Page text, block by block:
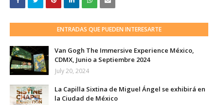
ENTRADAS QUE PUEDEN INTERESARTE
Van Gogh The Immersive Experience México,
CDMX, Junio a Septiembre 2024
July 20, 2024
La Capilla Sixtina de Miguel Ángel se exhibirá en
la Ciudad de México